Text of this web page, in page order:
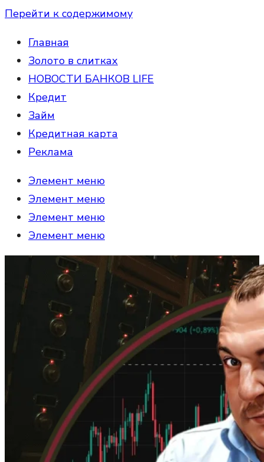
Перейти к содержимому
Главная
Золото в слитках
НОВОСТИ БАНКОВ LIFE
Кредит
Займ
Кредитная карта
Реклама
Элемент меню
Элемент меню
Элемент меню
Элемент меню